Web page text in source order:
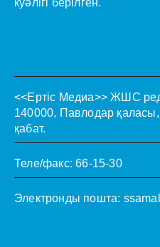
куәлігі берілген.
<<Ертіс Медиа>> ЖШС
140000, Павлодар
қабат.
Теле/факс: 66-15-30
Электронды пошта: